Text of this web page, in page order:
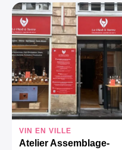
VIN EN VILLE
Atelier Assemblage-